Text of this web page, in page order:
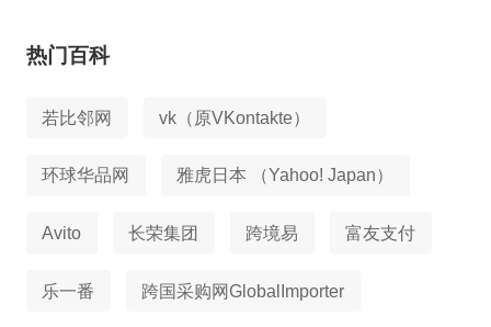
热门百科
若比邻网 vk（原VKontakte）
环球华品网 雅虎日本 （Yahoo! Japan）
Avito 长荣集团 跨境易 富友支付
乐一番 跨国采购网GlobalImporter